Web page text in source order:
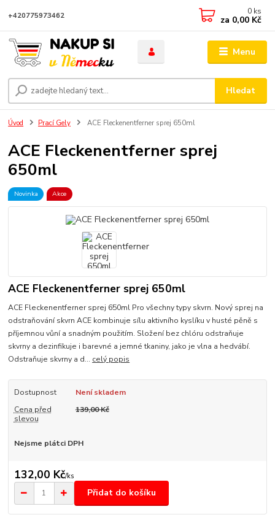
Menu
Hledat
+420775973462 0 ks
za 0,00 Kč
Úvod Prací Gely ACE Fleckenentferner sprej 650ml
ACE Fleckenentferner sprej
650ml
Novinka Akce
ACE Fleckenentferner sprej 650ml
ACE Fleckenentferner sprej 650ml Pro všechny typy skvrn. Nový sprej na
odstraňování skvrn ACE kombinuje sílu aktivního kyslíku v husté pěně s
příjemnou vůní a snadným použitím. Složení bez chlóru odstraňuje
skvrny a dezinfikuje i barevné a jemné tkaniny, jako je vlna a hedvábí.
Odstraňuje skvrny a d... celý popis
Dostupnost
Není skladem
Cena před
slevou
139,00 Kč
Nejsme plátci DPH
132,00 Kč/ks
Přidat do košíku